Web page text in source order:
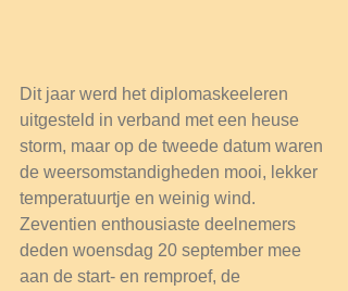
Dit jaar werd het diplomaskeeleren
uitgesteld in verband met een heuse
storm, maar op de tweede datum waren
de weersomstandigheden mooi, lekker
temperatuurtje en weinig wind.
Zeventien enthousiaste deelnemers
deden woensdag 20 september mee
aan de start- en remproef, de